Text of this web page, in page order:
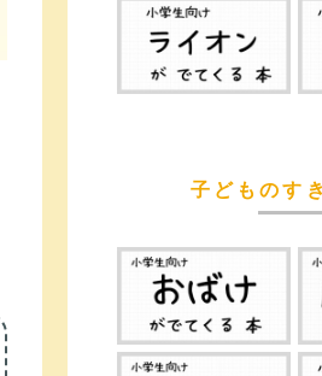
子どものす